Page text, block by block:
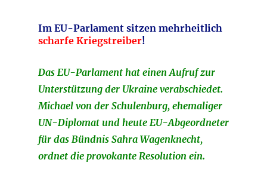
Im EU-Parlament sitzen mehrheitlich
scharfe Kriegstreiber!
Das EU-Parlament hat einen Aufruf zur
Unterstützung der Ukraine verabschiedet.
Michael von der Schulenburg, ehemaliger
UN-Diplomat und heute EU-Abgeordneter
für das Bündnis Sahra Wagenknecht,
ordnet die provokante Resolution ein.